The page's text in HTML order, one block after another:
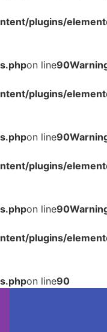
plugins/
on line90
plugins/
on line90
plugins/
on line90
plugins/
on line90